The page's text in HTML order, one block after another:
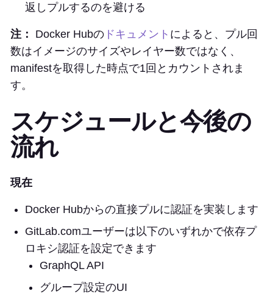
返しプルするのを避ける
注： Docker Hubの ドキュメント によると、プル回
数はイメージのサイズやレイヤー数ではなく、
manifestを取得した時点で1回とカウントされま
す。
スケジュールと今後の
流れ
現在
Docker Hubからの直接プルに認証を実装します
GitLab.comユーザーは以下のいずれかで依存プ
ロキシ認証を設定できます
GraphQL API
グループ設定のUI